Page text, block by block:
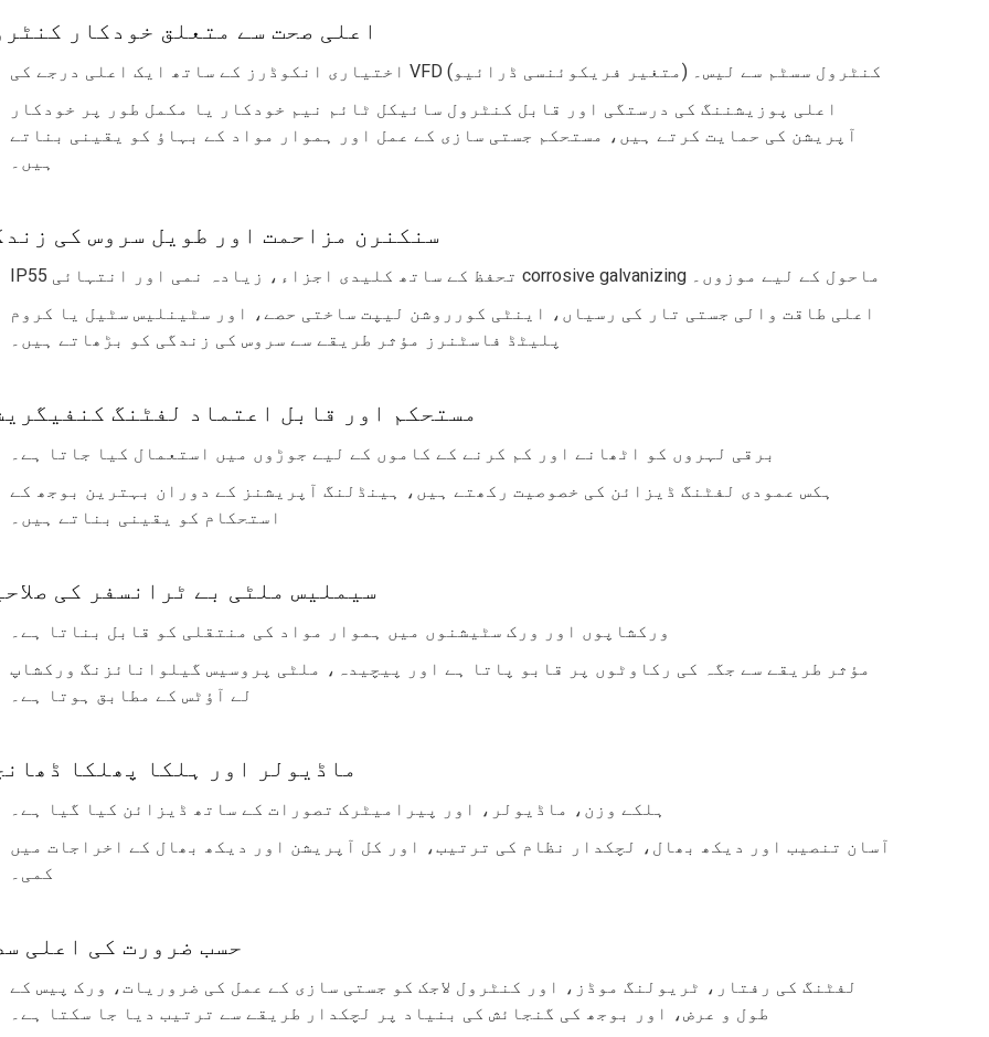
اعلی صحت سے متعلق خودکار
اختیاری انکوڈرز کے ساتھ ایک اعلی درجے کی VFD (متغیر فریکوئنسی ڈرائیو) کنٹرول سسٹم سے لیس۔
اعلی پوزیشننگ کی درستگی اور قابل کنٹرول سائیکل ٹائم نیم خودکار یا مکمل طور پر خودکار
آپریشن کی حمایت کرتے ہیں، مستحکم جستی سازی کے عمل اور ہموار مواد کے بہاؤ کو یقینی بناتے
ہیں۔
سنکنرن مزاحمت اور طویل سروس کی
IP55 تحفظ کے ساتھ کلیدی اجزاء، زیادہ نمی اور انتہائی corrosive galvanizing ماحول کے لیے موزوں۔
اعلی طاقت والی جستی تار کی رسیاں، اینٹی کورروشن لیپت ساختی حصے، اور سٹینلیس سٹیل یا کروم
پلیٹڈ فاسٹنرز مؤثر طریقے سے سروس کی زندگی کو بڑھاتے ہیں۔
مستحکم اور قابل اعتماد لفٹنگ
برقی لہروں کو اٹھانے اور کم کرنے کے کاموں کے لیے جوڑوں میں استعمال کیا جاتا ہے۔
ہکس عمودی لفٹنگ ڈیزائن کی خصوصیت رکھتے ہیں، ہینڈلنگ آپریشنز کے دوران بہترین بوجھ کے
استحکام کو یقینی بناتے ہیں۔
سیملیس ملٹی بے ٹرانسفر کی
ورکشاپوں اور ورک سٹیشنوں میں ہموار مواد کی منتقلی کو قابل بناتا ہے۔
مؤثر طریقے سے جگہ کی رکاوٹوں پر قابو پاتا ہے اور پیچیدہ، ملٹی پروسیس گیلوانائزنگ ورکشاپ
لے آؤٹس کے مطابق ہوتا ہے۔
ماڈیولر اور ہلکا پھلکا
ہلکے وزن، ماڈیولر، اور پیرامیٹرک تصورات کے ساتھ ڈیزائن کیا گیا ہے۔
آسان تنصیب اور دیکھ بھال، لچکدار نظام کی ترتیب، اور کل آپریشن اور دیکھ بھال کے اخراجات میں
کمی۔
حسب ضرورت کی اعلی
لفٹنگ کی رفتار، ٹریولنگ موڈز، اور کنٹرول لاجک کو جستی سازی کے عمل کی ضروریات، ورک پیس کے
طول و عرض، اور بوجھ کی گنجائش کی بنیاد پر لچکدار طریقے سے ترتیب دیا جا سکتا ہے۔